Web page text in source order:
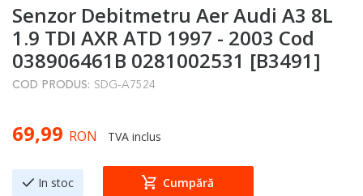
to
the
beginning
of
the
gallery
Senzor Debitmetru Aer Audi A3 8L
1.9 TDI AXR ATD 1997 - 2003 Cod
038906461B 0281002531 [B3491]
COD PRODUS: SDG-A7524
69,99 RON TVA inclus
In stoc Cumpără